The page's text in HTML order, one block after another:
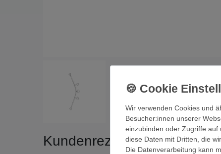
Kundenrezensionen(0)
Wir verwenden Cookies und
Besucher:innen unserer
einzubinden oder Zugriffe auf
diese Daten mit Dritten, die
Die Datenverarbeitung kann